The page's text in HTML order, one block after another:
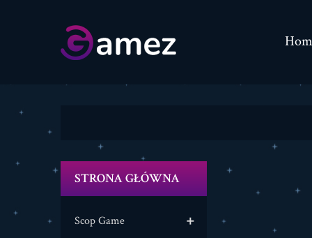
STRONA GŁÓWNA
Scop Game 